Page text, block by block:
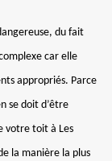
du fait
car elle
appropriés. Parce
se doit d’être
votre toit à Les
la manière la plus